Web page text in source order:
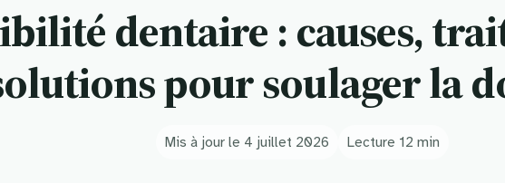
dentaire : causes,
pour soulager la
Mis à jour le 4 juillet 2026 Lecture 12 min